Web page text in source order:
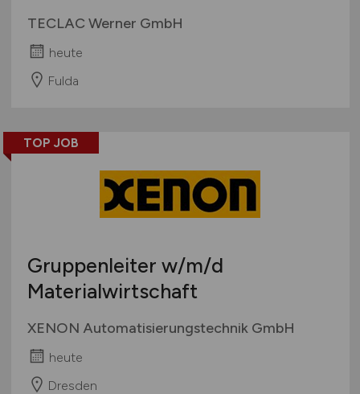
TECLAC Werner GmbH
heute
Fulda
TOP JOB
Gruppenleiter w/m/d
Materialwirtschaft
XENON Automatisierungstechnik GmbH
heute
Dresden